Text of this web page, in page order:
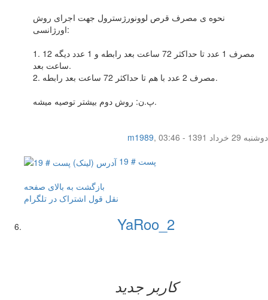
نحوه ی مصرف قرص لوونورژسترول جهت اجرای روش
اورژانسی:
1. مصرف 1 عدد تا حداکثر 72 ساعت بعد رابطه و 1 عدد دیگه 12
ساعت بعد.
2. مصرف 2 عدد با هم تا حداکثر 72 ساعت بعد رابطه.
پ.ن: روش دوم بیشتر توصیه میشه.
m1989,
دوشنبه 29 خرداد 1391 - 03:46
پست # 19
بازگشت به بالای صفحه
نقل قول اشتراک در تلگرام
YaRoo_2
کاربر جدید